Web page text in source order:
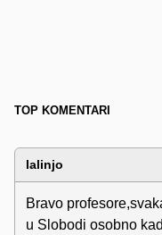
TOP KOMENTARI
lalinjo
Bravo
u Slobodi osobno